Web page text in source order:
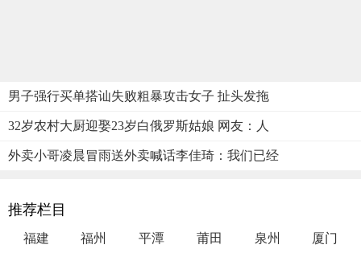
男子强行买单搭讪失败粗暴攻击女子 扯头发拖
32岁农村大厨迎娶23岁白俄罗斯姑娘 网友：人
外卖小哥凌晨冒雨送外卖喊话李佳琦：我们已经
推荐栏目
福建 福州 平潭 莆田 泉州 厦门